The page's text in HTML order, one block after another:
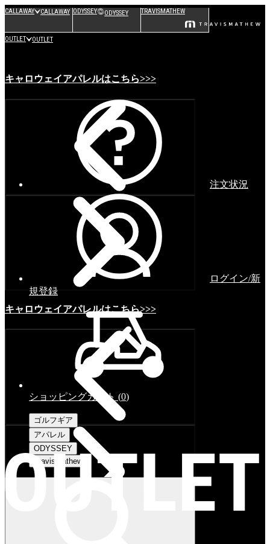
CALLAWAY CALLAWAY ODYSSEY ODYSSEY TRAVISMATHEW
OUTLET OUTLET
キャロウェイアパレルはこちら>>>
キャロウェイアパレルはこちら>>>
注文状況
ログイン/新
規登録
ショッピングカート (0)
ゴルフギア
アパレル
ODYSSEY
Travismathew